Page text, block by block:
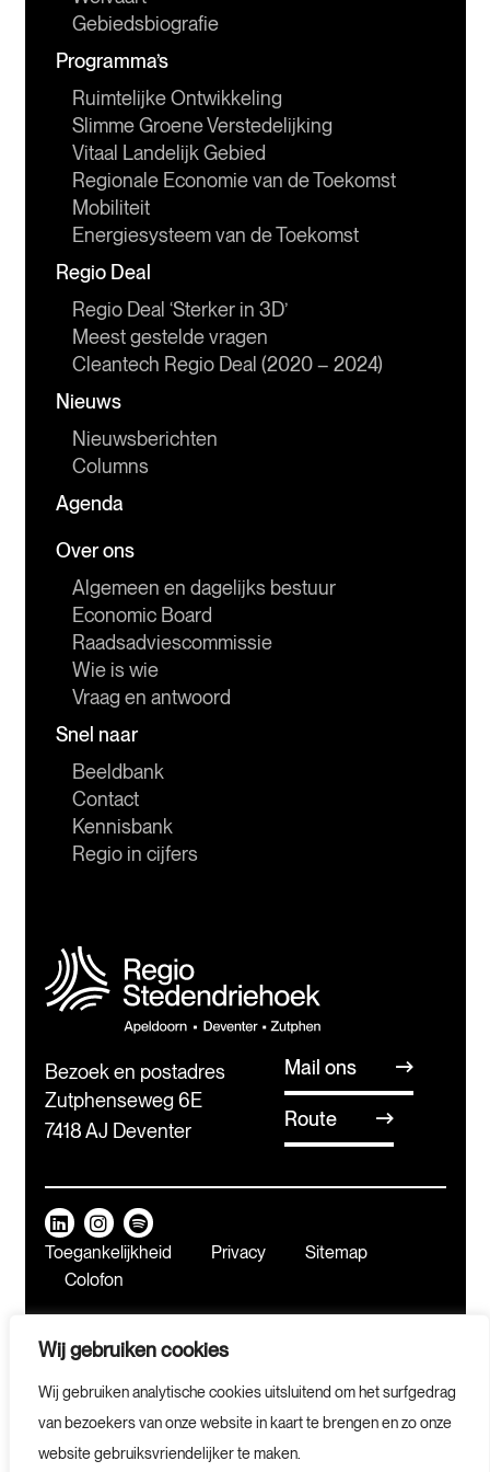
Wij gebruiken cookies
Wij gebruiken analytische cookies uitsluitend om het surfgedrag
van bezoekers van onze website in kaart te brengen en zo onze
website gebruiksvriendelijker te maken.
Gebiedsbiografie
Programma’s
Ruimtelijke Ontwikkeling
Slimme Groene Verstedelijking
Vitaal Landelijk Gebied
Regionale Economie van de Toekomst
Mobiliteit
Energiesysteem van de Toekomst
Regio Deal
Regio Deal ‘Sterker in 3D’
Meest gestelde vragen
Cleantech Regio Deal (2020 – 2024)
Nieuws
Nieuwsberichten
Columns
Agenda
Over ons
Algemeen en dagelijks bestuur
Economic Board
Raadsadviescommissie
Wie is wie
Vraag en antwoord
Snel naar
Beeldbank
Contact
Kennisbank
Regio in cijfers
Bezoek en postadres
Zutphenseweg 6E
7418 AJ Deventer
Mail ons
Route
Toegankelijkheid Privacy
Sitemap
Colofon
Meld je aan voor
onze nieuwsbrief